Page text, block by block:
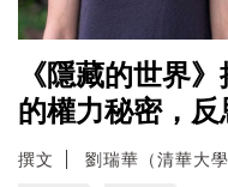
《隱藏的世界
的權力秘密，反
撰文 劉瑞華（清華大